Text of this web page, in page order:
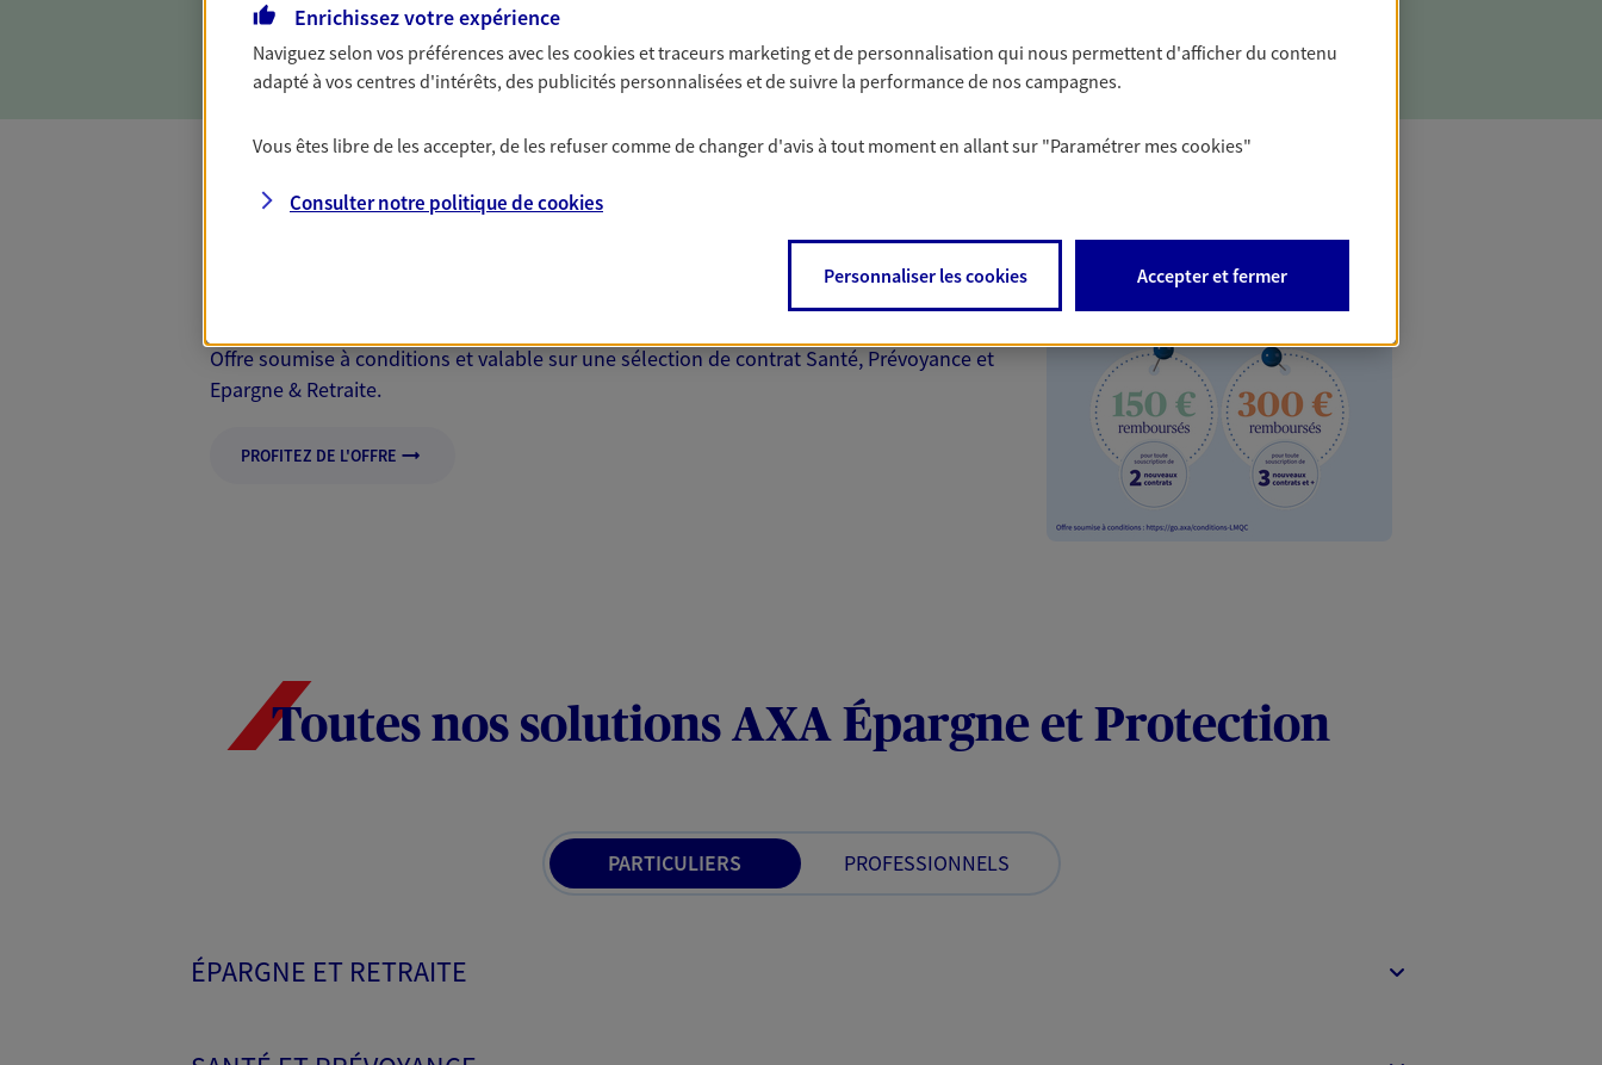
votre emprunt et faciliter vos démarches de résiliation.
Mon Offre Gagnante
Offre soumise à conditions et valable sur une sélection de contrat Santé, Prévoyance et
Epargne & Retraite.
PROFITEZ DE L'OFFRE
Toutes nos solutions AXA Épargne et Protection
PARTICULIERS PROFESSIONNELS
ÉPARGNE ET RETRAITE
Enrichissez votre expérience
Naviguez selon vos préférences avec lescookies et traceurs marketing et de personnalisation qui nous permettent d'afficher du contenu
adapté à vos centres d'intérêts, des publicités personnalisées et de suivre la performance de nos campagnes.
Vous êtes libre de les accepter, de les refuser comme de changer d'avis à tout moment en allant sur "Paramétrer mescookies"
Consulter notre politique decookies
Personnaliser les cookies Accepter et fermer